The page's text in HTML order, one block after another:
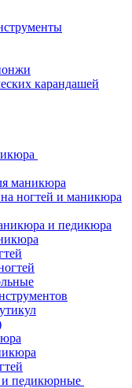
карандашей
маникюра
ногтей и маникюра
и педикюра
педикюрные